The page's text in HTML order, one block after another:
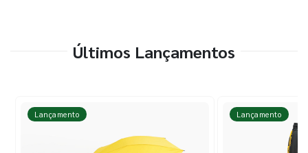
Últimos Lançamentos
Lançamento Lançamento